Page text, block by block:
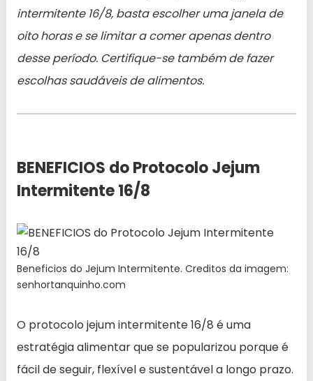
intermitente 16/8, basta escolher uma janela de
oito horas e se limitar a comer apenas dentro
desse período. Certifique-se também de fazer
escolhas saudáveis de alimentos.
BENEFICIOS do Protocolo Jejum
Intermitente 16/8
Beneficios do Jejum Intermitente. Creditos da imagem:
senhortanquinho.com
O protocolo jejum intermitente 16/8 é uma
estratégia alimentar que se popularizou porque é
fácil de seguir, flexível e sustentável a longo prazo.